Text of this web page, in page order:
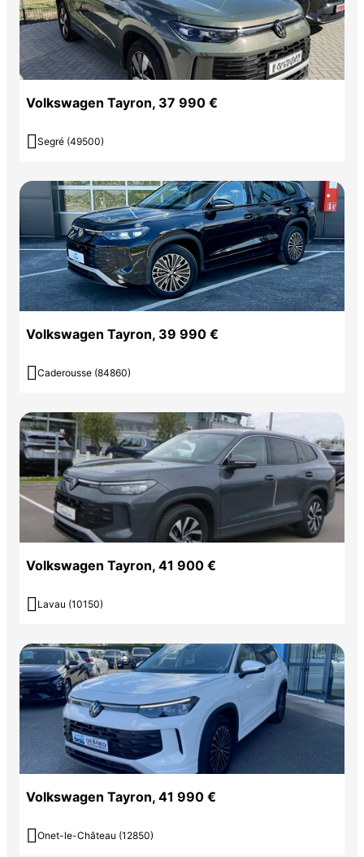
Volkswagen Tayron, 37 990 €
 Segré (49500)
Volkswagen Tayron, 39 990 €
 Caderousse (84860)
Volkswagen Tayron, 41 900 €
 Lavau (10150)
Volkswagen Tayron, 41 990 €
 Onet-le-Château (12850)